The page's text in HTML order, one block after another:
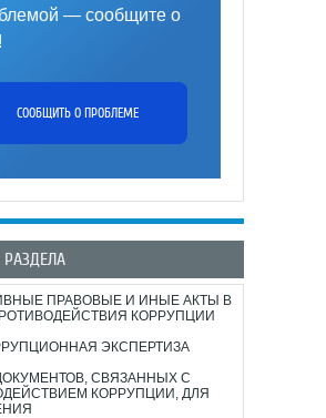
— сообщите о
СООБЩИТЬ О ПРОБЛЕМЕ
РАЗДЕЛА
ПРАВОВЫЕ И ИНЫЕ АКТЫ В
КОРРУПЦИИ
ЭКСПЕРТИЗА
СВЯЗАННЫХ С
КОРРУПЦИИ, ДЛЯ